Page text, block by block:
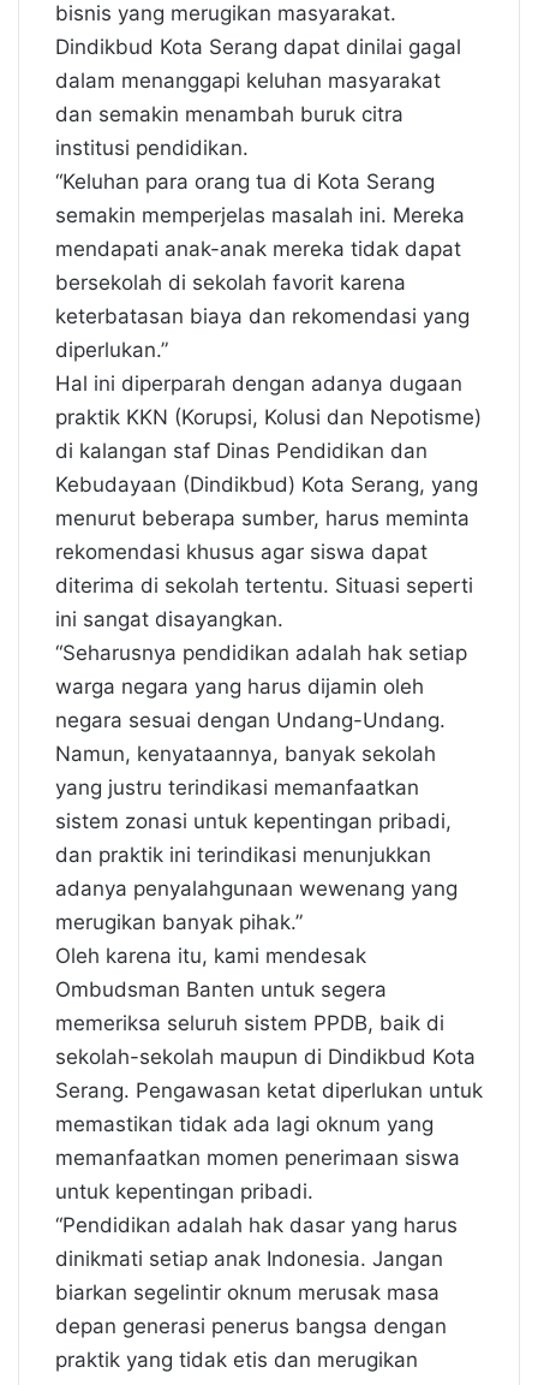
bisnis yang merugikan masyarakat.
Dindikbud Kota Serang dapat dinilai gagal
dalam menanggapi keluhan masyarakat
dan semakin menambah buruk citra
institusi pendidikan.
“Keluhan para orang tua di Kota Serang
semakin memperjelas masalah ini. Mereka
mendapati anak-anak mereka tidak dapat
bersekolah di sekolah favorit karena
keterbatasan biaya dan rekomendasi yang
diperlukan.”
Hal ini diperparah dengan adanya dugaan
praktik KKN (Korupsi, Kolusi dan Nepotisme)
di kalangan staf Dinas Pendidikan dan
Kebudayaan (Dindikbud) Kota Serang, yang
menurut beberapa sumber, harus meminta
rekomendasi khusus agar siswa dapat
diterima di sekolah tertentu. Situasi seperti
ini sangat disayangkan.
“Seharusnya pendidikan adalah hak setiap
warga negara yang harus dijamin oleh
negara sesuai dengan Undang-Undang.
Namun, kenyataannya, banyak sekolah
yang justru terindikasi memanfaatkan
sistem zonasi untuk kepentingan pribadi,
dan praktik ini terindikasi menunjukkan
adanya penyalahgunaan wewenang yang
merugikan banyak pihak.”
Oleh karena itu, kami mendesak
Ombudsman Banten untuk segera
memeriksa seluruh sistem PPDB, baik di
sekolah-sekolah maupun di Dindikbud Kota
Serang. Pengawasan ketat diperlukan untuk
memastikan tidak ada lagi oknum yang
memanfaatkan momen penerimaan siswa
untuk kepentingan pribadi.
“Pendidikan adalah hak dasar yang harus
dinikmati setiap anak Indonesia. Jangan
biarkan segelintir oknum merusak masa
depan generasi penerus bangsa dengan
praktik yang tidak etis dan merugikan